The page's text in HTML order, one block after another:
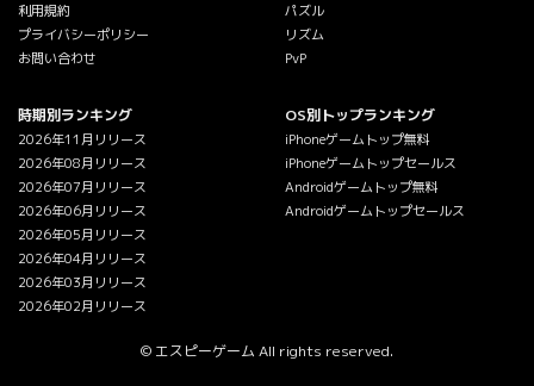
利用規約
プライバシーポリシー
お問い合わせ
パズル
リズム
PvP
時期別ランキング
2026年11月リリース
2026年08月リリース
2026年07月リリース
2026年06月リリース
2026年05月リリース
2026年04月リリース
2026年03月リリース
2026年02月リリース
OS別トップランキング
iPhoneゲームトップ無料
iPhoneゲームトップセールス
Androidゲームトップ無料
Androidゲームトップセールス
© エスピーゲーム All rights reserved.